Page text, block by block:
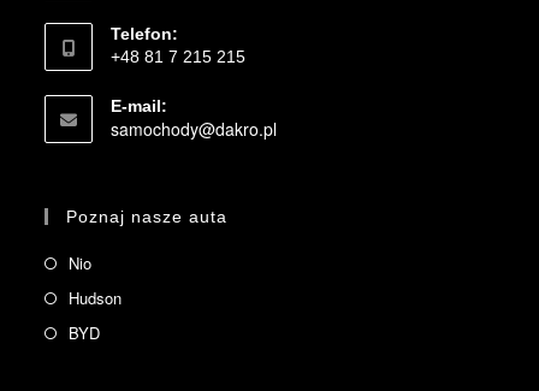
Telefon:
+48 81 7 215 215
E-mail:
samochody@dakro.pl
Poznaj nasze auta
Nio
Hudson
BYD